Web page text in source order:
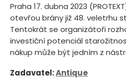
Praha 17. dubna 2023
otevřou brány již 48. veletrhu
Tentokrát se organizátoři
investiční potenciál
nákup může být jedním z
Zadavatel:Antique